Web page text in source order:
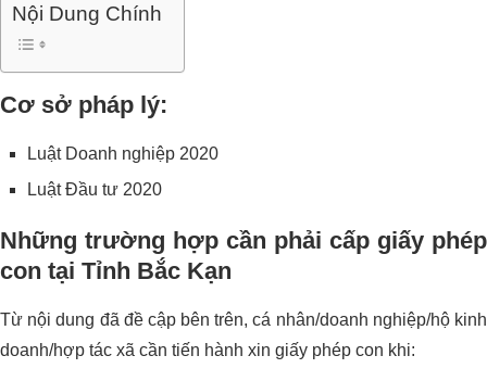
Nội Dung Chính
Cơ sở pháp lý:
Luật Doanh nghiệp 2020
Luật Đầu tư 2020
Những trường hợp cần phải cấp giấy phép
con tại Tỉnh Bắc Kạn
Từ nội dung đã đề cập bên trên, cá nhân/doanh nghiệp/hộ kinh
doanh/hợp tác xã cần tiến hành xin giấy phép con khi: